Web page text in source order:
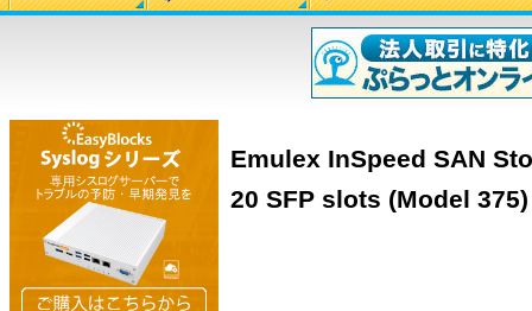
Emulex InSpeed SAN
20 SFP slots (Model 375)